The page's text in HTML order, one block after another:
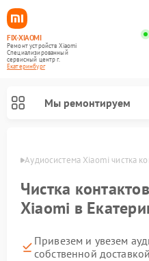
FIX-XIAOMI
Ремонт устройств Xiaomi
Специализированный
cервисный центр г.
Екатеринбург
Мы ремонтируем
Аудиосистема Xiaomi чистка
Чистка
Xiaomi в
Привезем и увезем
собственной доставкой